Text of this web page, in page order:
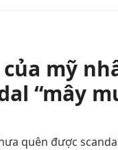
mỹ
“mây
quên được